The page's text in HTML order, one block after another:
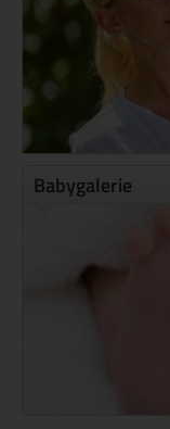
Babygalerie